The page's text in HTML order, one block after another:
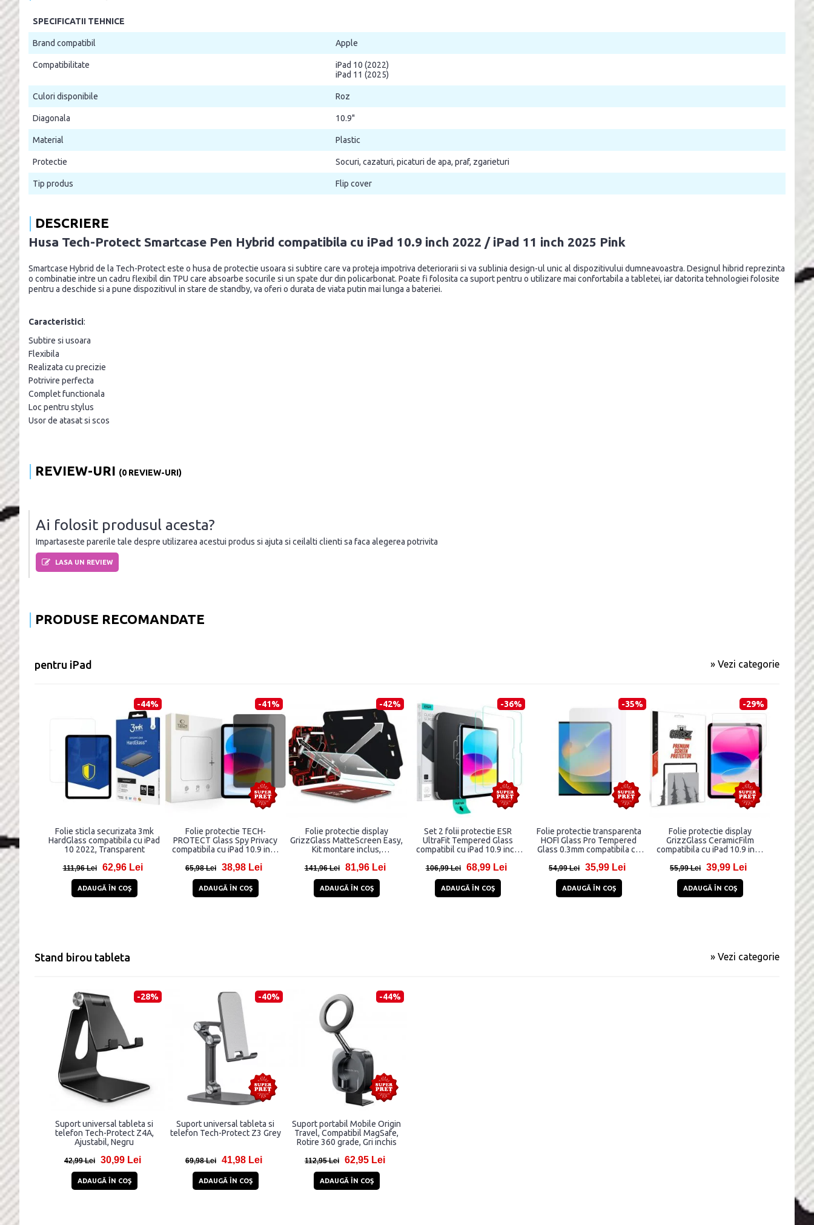
SPECIFICATII TEHNICE
Brand compatibil Apple
Compatibilitate
iPad 10 (2022)
iPad 11 (2025)
Culori disponibile Roz
Diagonala 10.9"
Material Plastic
Protectie Socuri, cazaturi, picaturi de apa, praf, zgarieturi
Tip produs Flip cover
DESCRIERE
Husa Tech-Protect Smartcase Pen Hybrid compatibila cu iPad 10.9 inch 2022 / iPad 11 inch 2025 Pink
Smartcase Hybrid de la Tech-Protect este o husa de protectie usoara si subtire care va proteja impotriva deteriorarii si va sublinia design-ul unic al dispozitivului dumneavoastra. Designul hibrid reprezinta
o combinatie intre un cadru flexibil din TPU care absoarbe socurile si un spate dur din policarbonat. Poate fi folosita ca suport pentru o utilizare mai confortabila a tabletei, iar datorita tehnologiei folosite
pentru a deschide si a pune dispozitivul in stare de standby, va oferi o durata de viata putin mai lunga a bateriei.
Caracteristici:
Subtire si usoara
Flexibila
Realizata cu precizie
Potrivire perfecta
Complet functionala
Loc pentru stylus
Usor de atasat si scos
REVIEW-URI (0 REVIEW-URI)
Ai folosit produsul acesta?
Impartaseste parerile tale despre utilizarea acestui produs si ajuta si ceilalti clienti sa faca alegerea potrivita
LASA UN REVIEW
PRODUSE RECOMANDATE
pentru iPad » Vezi categorie
-44%
Folie sticla securizata 3mk
HardGlass compatibila cu iPad
10 2022, Transparent
111,96 Lei 62,96 Lei
ADAUGĂ ÎN COŞ
-41%
Folie protectie TECH-
PROTECT Glass Spy Privacy
compatibila cu iPad 10.9 inch
65,98 Lei 38,98 Lei
ADAUGĂ ÎN COŞ
-42%
Folie protectie display
GrizzGlass MatteScreen Easy,
Kit montare inclus,
2022 / iPad 11 inch 2025,
141,96 Lei 81,96 Lei
ADAUGĂ ÎN COŞ
-36%
Set 2 folii protectie ESR
UltraFit Tempered Glass
compatibil cu iPad 10.9 inch
Clear
106,99 Lei 68,99 Lei
ADAUGĂ ÎN COŞ
-35%
Folie protectie transparenta
HOFI Glass Pro Tempered
Glass 0.3mm compatibila cu
54,99 Lei 35,99 Lei
ADAUGĂ ÎN COŞ
-29%
Folie protectie display
GrizzGlass CeramicFilm
compatibila cu iPad 10.9 inch
Transparent
55,99 Lei 39,99 Lei
ADAUGĂ ÎN COŞ
Stand birou tableta » Vezi categorie
-28%
Suport universal tableta si
telefon Tech-Protect Z4A,
Ajustabil, Negru
42,99 Lei 30,99 Lei
ADAUGĂ ÎN COŞ
-40%
Suport universal tableta si
telefon Tech-Protect Z3 Grey
69,98 Lei 41,98 Lei
ADAUGĂ ÎN COŞ
-44%
Suport portabil Mobile Origin
Travel, Compatibil MagSafe,
Rotire 360 grade, Gri inchis
112,95 Lei 62,95 Lei
ADAUGĂ ÎN COŞ